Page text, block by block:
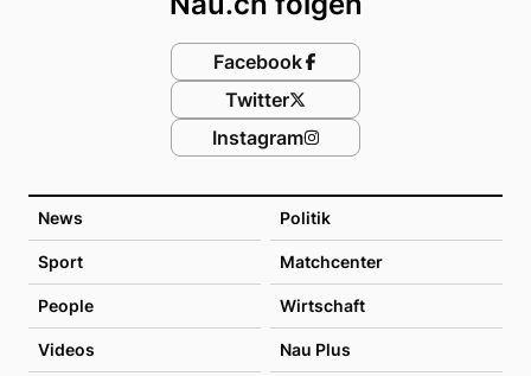
News Politik
Sport Matchcenter
People Wirtschaft
Videos Nau Plus
Facebook
Twitter
Instagram